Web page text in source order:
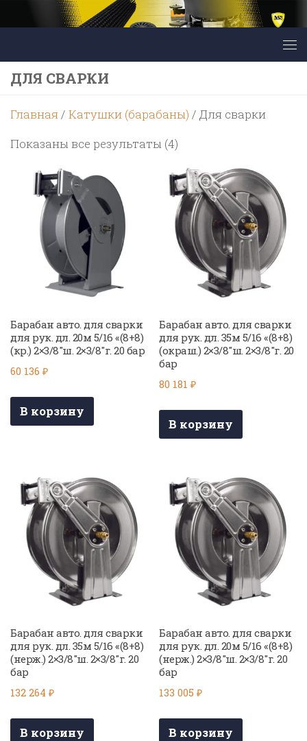
Перейти к содержимому
ДЛЯ СВАРКИ
Главная/ Катушки (барабаны) / Для сварки
Показаны все результаты (4)
возрастанию
Барабан авто. для сварки
для рук. дл. 20м 5/16 «(8+8)
(кр.) 2×3/8″ш. 2×3/8″г. 20 бар
60 136 ₽
В корзину
Барабан авто. для сварки
для рук. дл. 35м 5/16 «(8+8)
(окраш.) 2×3/8″ш. 2×3/8″г. 20
бар
80 181₽
В корзину
Барабан авто. для сварки
для рук. дл. 35м 5/16 «(8+8)
(нерж.) 2×3/8″ш. 2×3/8″г. 20
бар
132 264 ₽
В корзину
Барабан авто. для сварки
для рук. дл. 20м 5/16 «(8+8)
(нерж.) 2×3/8″ш. 2×3/8″г. 20
бар
133 005₽
В корзину